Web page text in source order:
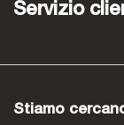
Servizio
Stiamo